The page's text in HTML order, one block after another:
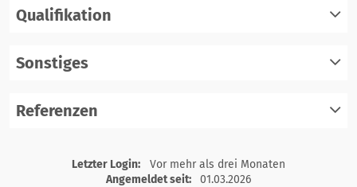
Qualifikation
Sonstiges
Referenzen
registrieren
einloggen
Letzter Login:
Vor mehr als drei Monaten
Angemeldet seit:
01.03.2026